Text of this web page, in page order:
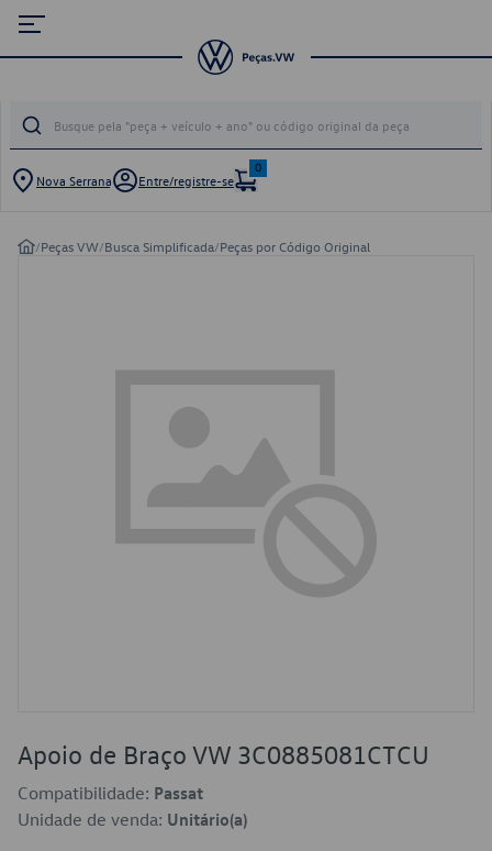
Nova Serrana Entre/registre-se
0
/Peças VW/Busca Simplificada/Peças por Código Original
Apoio de Braço VW 3C0885081CTCU
Compatibilidade: Passat
Unidade de venda: Unitário(a)